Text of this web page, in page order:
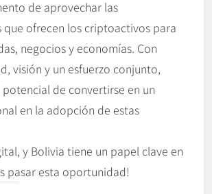
de aprovechar las
ofrecen los criptoactivos para
negocios y economías. Con
visión y un esfuerzo conjunto,
de convertirse en un
en la adopción de estas
y Bolivia tiene un papel clave en
pasar esta oportunidad!